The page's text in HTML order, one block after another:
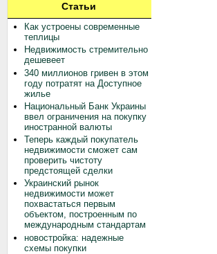
Статьи
Как устроены современные
теплицы
Недвижимость стремительно
дешевеет
340 миллионов гривен в этом
году потратят на Доступное
жилье
Национальный Банк Украины
ввел ограничения на покупку
иностранной валюты
Теперь каждый покупатель
недвижимости сможет сам
проверить чистоту
предстоящей сделки
Украинский рынок
недвижимости может
похвастаться первым
объектом, построенным по
международным стандартам
новостройка: надежные
схемы покупки